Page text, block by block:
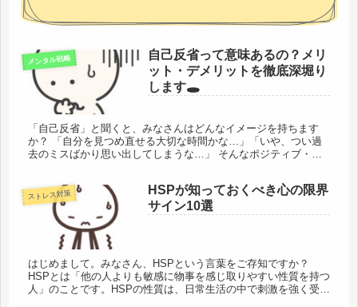
メンタル戦略
自己反省って意味あるの？メリ
ット・デメリットを徹底深堀り
します🕳️
「自己反省」と聞くと、みなさんはどんなイメージを持ちます
か？ 「自分を見つめ直せる大切な時間かな…」「いや、つい過
去のミスばかり思い出してしまうな…」 そんなポジティブ・ネ
ストレス対策
HSPが知っておくべき心の限界
サイン10選
はじめまして。みなさん、HSPという言葉をご存知ですか？
HSPとは「他の人よりも敏感に物事を感じ取りやすい性質を持つ
人」のことです。HSPの性質は、日常生活の中で刺激を強く受け